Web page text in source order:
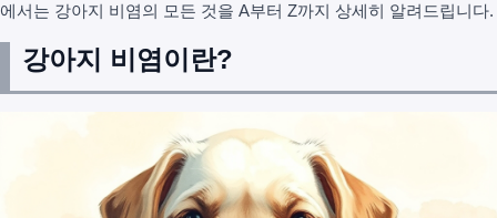
에서는 강아지 비염의 모든 것을 A부터 Z까지 상세히 알려드립니다.
강아지 비염이란?